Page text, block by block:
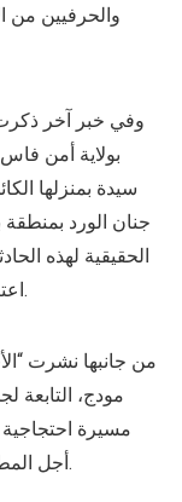
والحرفيين من
وفي خبر آخر ذكرت
بولاية أمن
سيدة بمنزلها
جنان الورد بمنطقة
الحقيقية لهذه
اعتبار أن الهالكة كانت قيد حياتها تعيش بمفردها.
من جانبها نشرت
مودج، التابعة
مسيرة
أجل المطالبة بتوفير الماء الصالح للشرب وفك العزلة.